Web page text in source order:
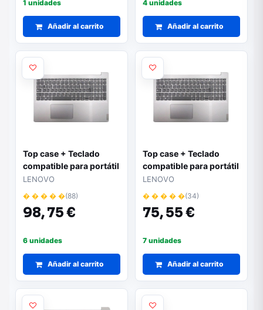
1 unidades
Añadir al carrito
4 unidades
Añadir al carrito
Top case + Teclado
compatible para portátil
LENOVO S145-15 Plata
5CB0S16779
LENOVO
� � � � �(88)
98,75 €
6 unidades
Añadir al carrito
Top case + Teclado
compatible para portátil
LENOVO S145-15 Sin
touchpad Plata
5CB0S16779
LENOVO
� � � � �(34)
75,55 €
7 unidades
Añadir al carrito